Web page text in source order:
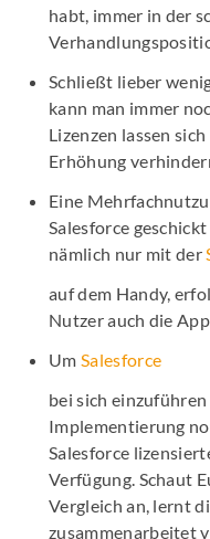
habt, immer in der
Schließt lieber
kann man immer
Lizenzen lassen
Erhöhung
Eine
Salesforce
nämlich nur mit der
auf dem Handy,
Nutzer auch die
Um Salesforce
bei sich
Implementierung
Salesforce
Verfügung. Schaut
Vergleich an, lernt
zusammenarbeitet